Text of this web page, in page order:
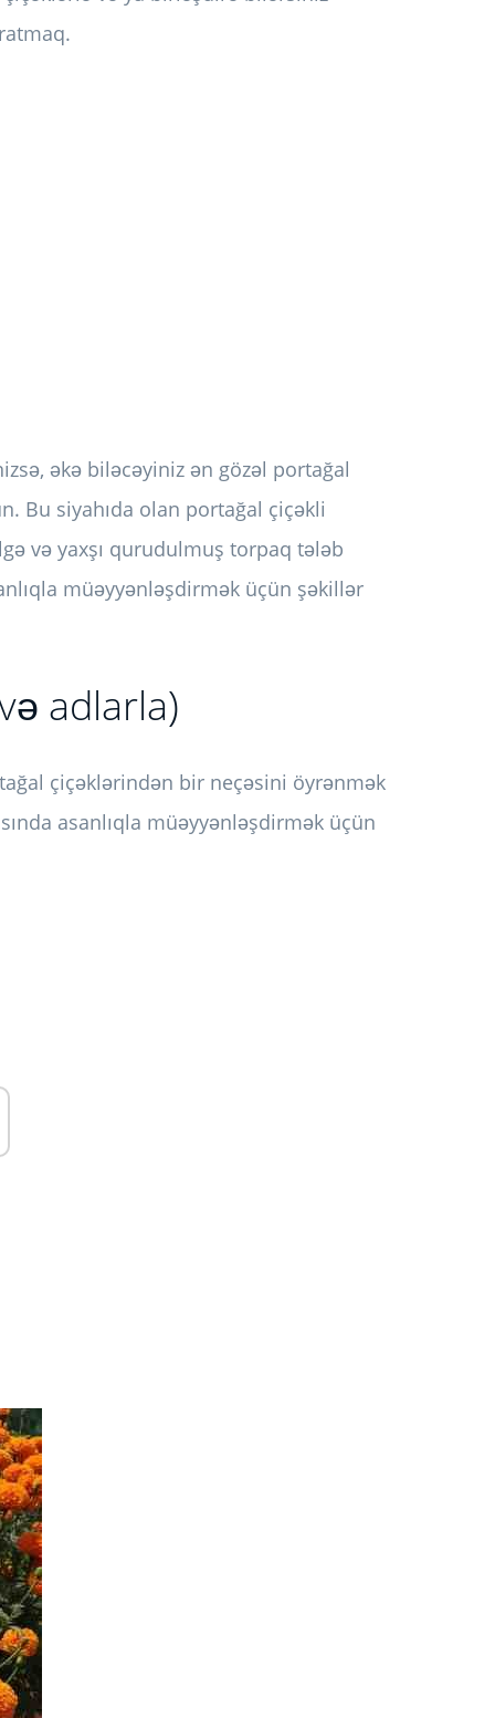
əkə biləcəyiniz ən gözəl portağal
Bu siyahıda olan portağal çiçəkli
və yaxşı qurudulmuş torpaq tələb
müəyyənləşdirmək üçün şəkillər
adlarla)
çiçəklərindən bir neçəsini öyrənmək
asanlıqla müəyyənləşdirmək üçün